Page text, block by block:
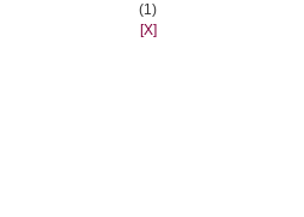
(1)
[X]